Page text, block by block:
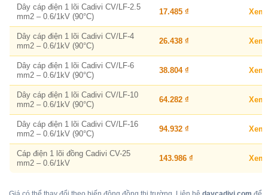
Dây cáp điện 1 lõi Cadivi CV/LF-2.5
mm2 – 0.6/1kV (90°C)
17.485 ₫
Dây cáp điện 1 lõi Cadivi CV/LF-4
mm2 – 0.6/1kV (90°C)
26.438 ₫
Dây cáp điện 1 lõi Cadivi CV/LF-6
mm2 – 0.6/1kV (90°C)
38.804 ₫
Dây cáp điện 1 lõi Cadivi CV/LF-10
mm2 – 0.6/1kV (90°C)
64.282 ₫
Dây cáp điện 1 lõi Cadivi CV/LF-16
mm2 – 0.6/1kV (90°C)
94.932 ₫
Cáp điện 1 lõi đồng Cadivi CV-25
mm2 – 0.6/1kV
143.986 ₫